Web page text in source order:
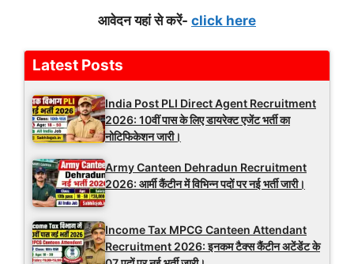
आवेदन यहां से करें- click here
Latest Posts
India Post PLI Direct Agent Recruitment
2026: 10वीं पास के लिए डायरेक्ट एजेंट भर्ती का
नोटिफिकेशन जारी।
Army Canteen Dehradun Recruitment
2026: आर्मी कैंटीन में विभिन्न पदों पर नई भर्ती जारी।
Income Tax MPCG Canteen Attendant
Recruitment 2026: इनकम टैक्स कैंटीन अटेंडेंट के